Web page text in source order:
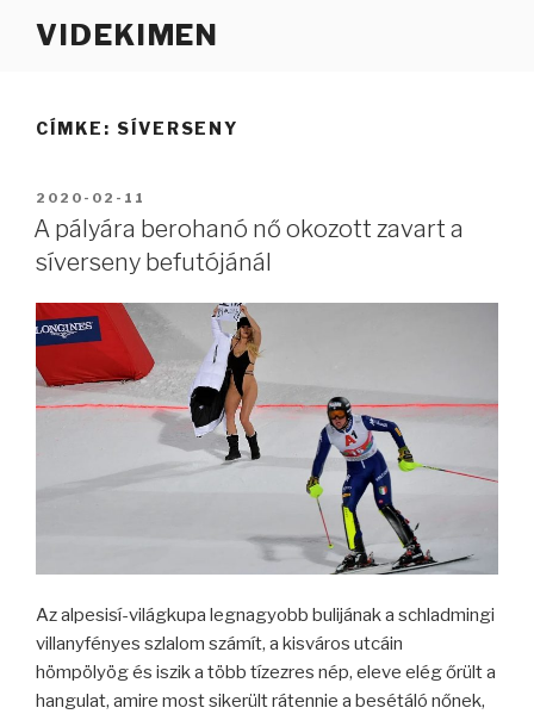
VIDEKIMEN
CÍMKE: SÍVERSENY
BEKÜLDVE:
2020-02-11
A pályára berohanó nő okozott zavart a
síverseny befutójánál
Az alpesisí-világkupa legnagyobb bulijának a schladmingi
villanyfényes szlalom számít, a kisváros utcáin
hömpölyög és iszik a több tízezres nép, eleve elég őrült a
hangulat, amire most sikerült rátennie a besétáló nőnek,